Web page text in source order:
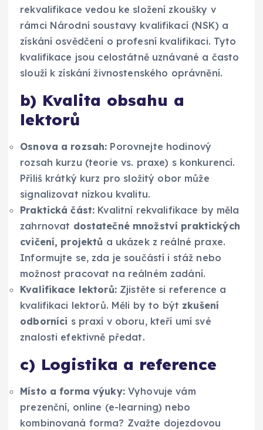
rekvalifikace vedou ke složení zkoušky v
rámci Národní soustavy kvalifikací (NSK) a
získání osvědčení o profesní kvalifikaci. Tyto
kvalifikace jsou celostátně uznávané a často
slouží k získání živnostenského oprávnění.
b) Kvalita obsahu a
lektorů
Osnova a rozsah: Porovnejte hodinový
rozsah kurzu (teorie vs. praxe) s konkurencí.
Příliš krátký kurz pro složitý obor může
signalizovat nízkou kvalitu.
Praktická část: Kvalitní rekvalifikace by měla
zahrnovat dostatečné množství praktických
cvičení, projektů a ukázek z reálné praxe.
Informujte se, zda je součástí i stáž nebo
možnost pracovat na reálném zadání.
Kvalifikace lektorů:Zjistěte si reference a
kvalifikaci lektorů. Měli by to být zkušení
odborníci s praxí v oboru, kteří umí své
znalosti efektivně předat.
c) Logistika a reference
Místo a forma výuky:Vyhovuje vám
prezenční, online (e-learning) nebo
kombinovaná forma? Zvažte dojezdovou